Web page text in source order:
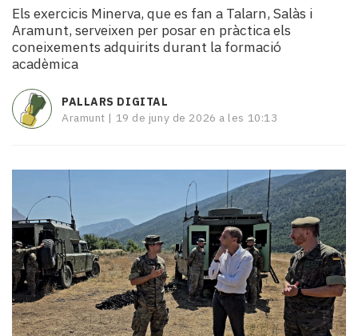
Cultura
Esports
Mai
tant!
TV
i
mitjans
temps
Reportatges
Entrevistes
Enquestes
escena!
Dis
la
teva!
Subscriptors
Els exercicis Minerva, que es fan a Talarn, Salàs i
Aramunt, serveixen per posar en pràctica els
coneixements adquirits durant la formació
acadèmica
PALLARS DIGITAL
Aramunt | 19 de juny de 2026 a les 10:13